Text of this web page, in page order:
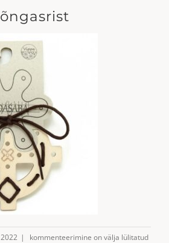
|
Sadasaba
kommenteerimine on välja lülitatud